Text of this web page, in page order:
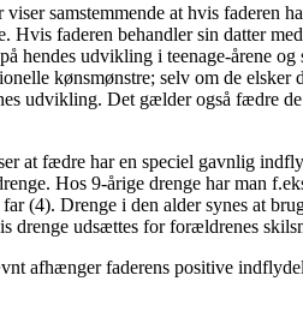
samstemmende at hvis faderen
faderen behandler sin datter
udvikling i teenage-årene
kønsmønstre; selv om de elsker
udvikling. Det gælder også fædre
at fædre har en speciel gavnlig
Hos 9-årige drenge har man
(4). Drenge i den alder synes at
drenge udsættes for forældrenes
afhænger faderens positive